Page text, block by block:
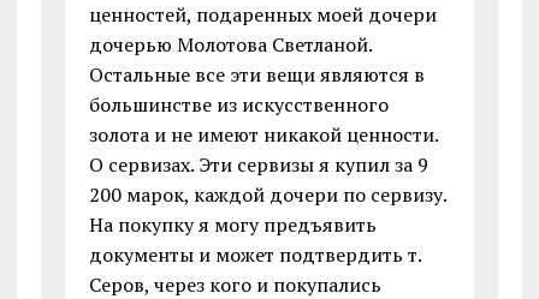
ценностей, подаренных моей дочери
дочерью Молотова Светланой.
Остальные все эти вещи являются в
большинстве из искусственного
золота и не имеют никакой ценности.
О сервизах. Эти сервизы я купил за 9
200 марок, каждой дочери по сервизу.
На покупку я могу предъявить
документы и может подтвердить т.
Серов, через кого и покупались